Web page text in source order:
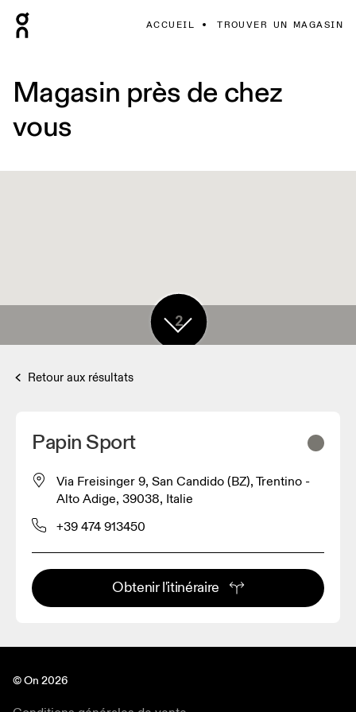
ACCUEIL TROUVER UN MAGASIN
Magasin près de chez
vous
2
Retour aux résultats
Papin Sport
Via Freisinger 9, San Candido (BZ), Trentino -
Alto Adige, 39038, Italie
+39 474 913450
Obtenir l'itinéraire
© On 2026